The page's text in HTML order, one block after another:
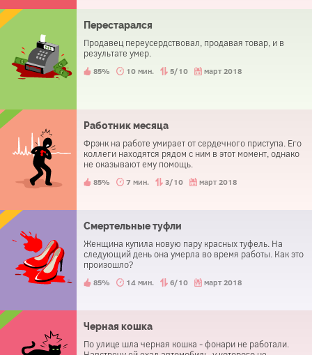
Перестарался
Продавец переусердствовал, продавая товар, и в
результате умер.
85% 10 мин. 5/10 март 2018
Работник месяца
Фрэнк на работе умирает от сердечного приступа. Его
коллеги находятся рядом с ним в этот момент, однако
не оказывают ему помощь.
85% 7 мин. 3/10 март 2018
Смертельные туфли
Женщина купила новую пару красных туфель. На
следующий день она умерла во время работы. Как это
произошло?
85% 14 мин. 6/10 март 2018
Черная кошка
По улице шла черная кошка - фонари не работали.